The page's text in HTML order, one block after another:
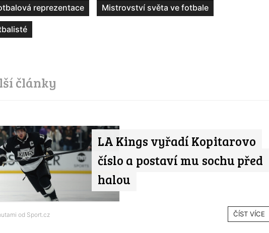
reprezentace Mistrovství světa ve fotbale
články
LA Kings vyřadí Kopitarovo
číslo a postaví mu sochu před
halou
od Sport.cz ČÍST VÍCE